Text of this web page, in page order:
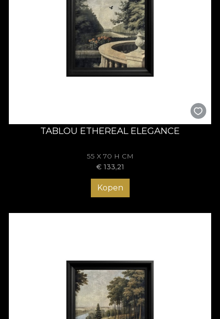
TABLOU ETHEREAL ELEGANCE
55 X 70 H CM
€ 133,21
Kopen